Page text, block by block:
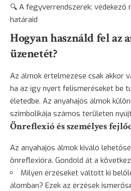
🔍 A fegyverrendszerek: védekező
határaid
Hogyan használd fel az
üzenetét?
Az álmok értelmezése csak akkor
ha az így nyert felismeréseket be
életedbe. Az anyahajós álmok
szimbolikája számos területen
Önreflexió és személyes
Az anyahajós álmok kiváló
önreflexióra. Gondold át a
Milyen érzéseket váltott ki
álomban? Ezek az érzések